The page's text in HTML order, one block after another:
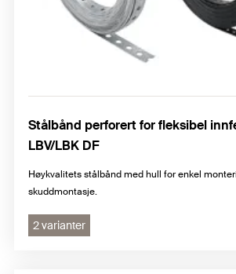
Stålbånd perforert for fleksibel
LBV/LBK DF
Høykvalitets stålbånd med hull for enkel
skuddmontasje.
2 varianter